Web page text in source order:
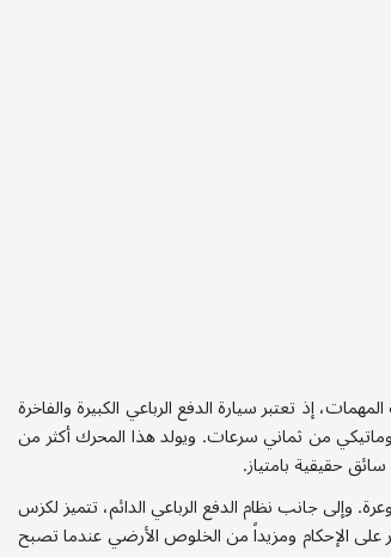
إذ تعتبر سيارة الدفع الرباعي الكبيرة والفاخرة
من ثماني سرعات. ويولد هذا المحرك أكثر من
حقيقية بامتياز.
وإلى جانب نظام الدفع الرباعي الدائم، تتميز لكزس
على الإحكام ومزيداً من الخلوص الأرضي عندما تصبح